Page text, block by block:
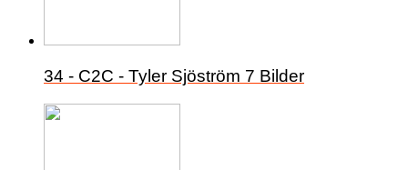
34 - C2C - Tyler Sjöström 7 Bilder